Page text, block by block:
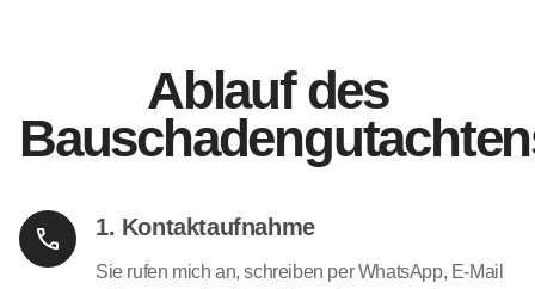
Ablauf des
1. Kontaktaufnahme
Sie rufen mich an, schreiben per WhatsApp, E-Mail